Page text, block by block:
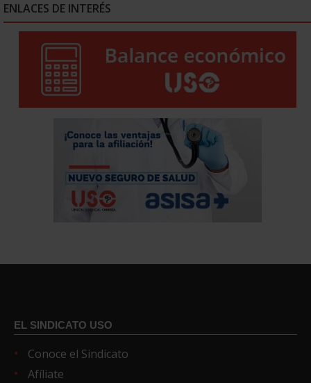
ENLACES DE INTERÉS
EL SINDICATO USO
Conoce el Sindicato
Afíliate